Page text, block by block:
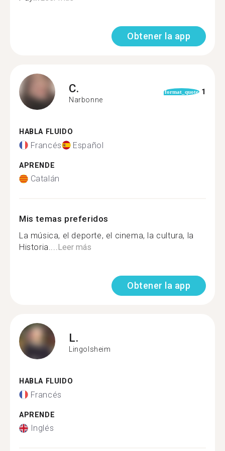
Obtener la app
C.
Narbonne
format_quote 1
HABLA FLUIDO
Francés Español
APRENDE
Catalán
Mis temas preferidos
La música, el deporte, el cinema, la cultura, la
Historia....Leer más
Obtener la app
L.
Lingolsheim
HABLA FLUIDO
Francés
APRENDE
Inglés